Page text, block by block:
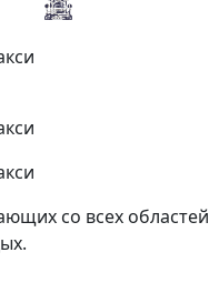
со всех областей